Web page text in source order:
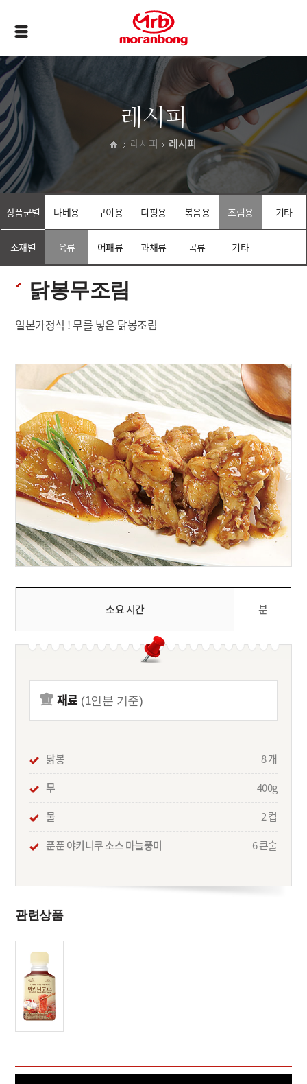
레시피
레시피 레시피
상품군별 나베용 구이용 디핑용 볶음용 조림용 기타
소재별 육류 어패류 과채류 곡류 기타
닭봉무조림
일본가정식 ! 무를 넣은 닭봉조림
소요 시간 분
재료 (1인분 기준)
닭봉
8 개
무
400g
물
2 컵
푼푼 야키니쿠 소스 마늘풍미
6 큰술
관련상품